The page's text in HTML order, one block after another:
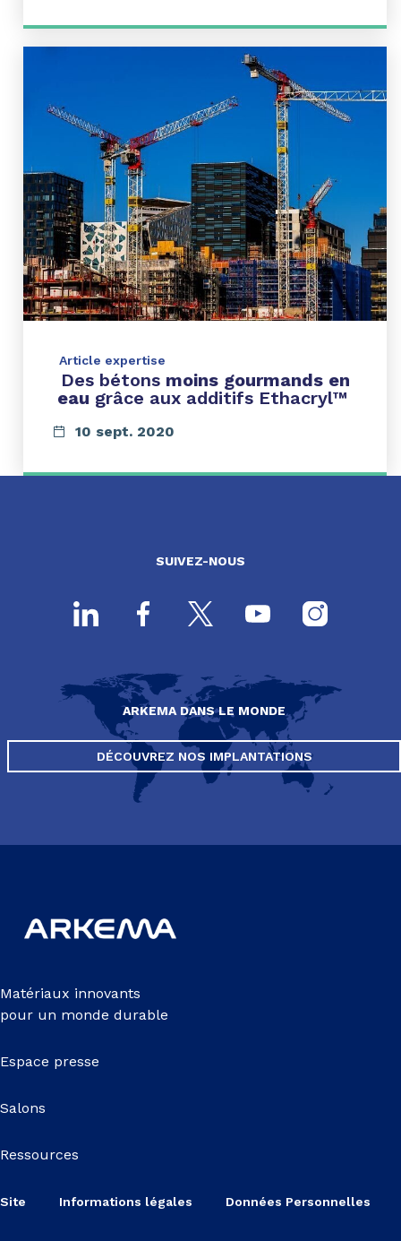
Article expertise
Des bétons moins gourmands en
eau grâce aux additifs Ethacryl™
10 sept. 2020
SUIVEZ-NOUS
ARKEMA DANS LE MONDE
DÉCOUVREZ NOS IMPLANTATIONS
Matériaux innovants
pour un monde durable
Espace presse
Salons
Ressources
Site Informations légales Données Personnelles